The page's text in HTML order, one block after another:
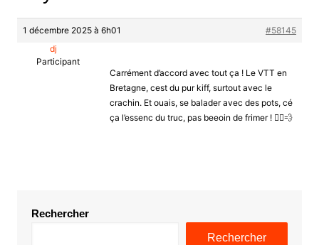
1 décembre 2025 à 6h01
#58145
dj
Participant
Carrément d’accord avec tout ça ! Le VTT en
Bretagne, cest du pur kiff, surtout avec le
crachin. Et ouais, se balader avec des pots, cé
ça l’essenc du truc, pas beeoin de frimer ! 🚴‍♂️💨
Rechercher
Rechercher